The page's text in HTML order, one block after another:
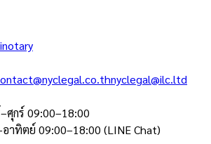
nyclegal@ilc.ltd
ศุกร์ 09:00–18:00
าทิตย์ 09:00–18:00 (LINE Chat)